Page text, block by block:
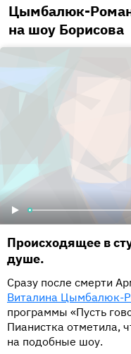
Цымбалюк-
на шоу Борисова
Происходящее в
душе.
Сразу после смерти
Виталина Цымбалюк-
программы «Пусть
Пианистка отметила,
на подобные шоу.